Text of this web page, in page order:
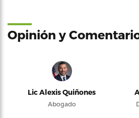
Opinión y
Lic Alexis Quiñones
Abogado